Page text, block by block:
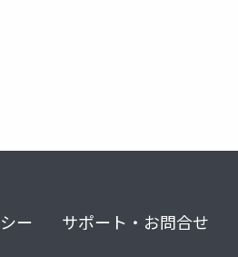
ー サポート・お問合せ